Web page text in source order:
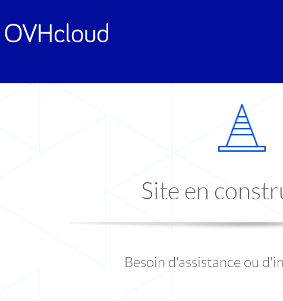
Site en
Besoin d'assistance ou